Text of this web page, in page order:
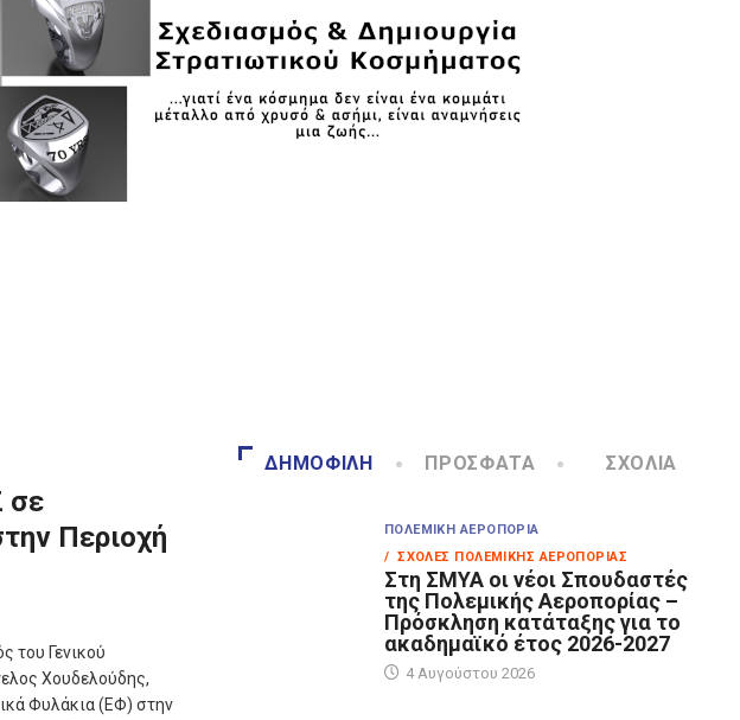
σε
Περιοχή
του Γενικού
Χουδελούδης,
Φυλάκια (ΕΦ) στην
ΔΗΜΟΦΙΛΉ ΠΡΌΣΦΑΤΑ ΣΧΌΛΙΑ
ΠΟΛΕΜΙΚΉ ΑΕΡΟΠΟΡΊΑ
/ ΣΧΟΛΈΣ ΠΟΛΕΜΙΚΉΣ ΑΕΡΟΠΟΡΊΑΣ
Στη ΣΜΥΑ οι νέοι Σπουδαστές
της Πολεμικής Αεροπορίας –
Πρόσκληση κατάταξης για το
ακαδημαϊκό έτος 2026-2027
4 Αυγούστου 2026